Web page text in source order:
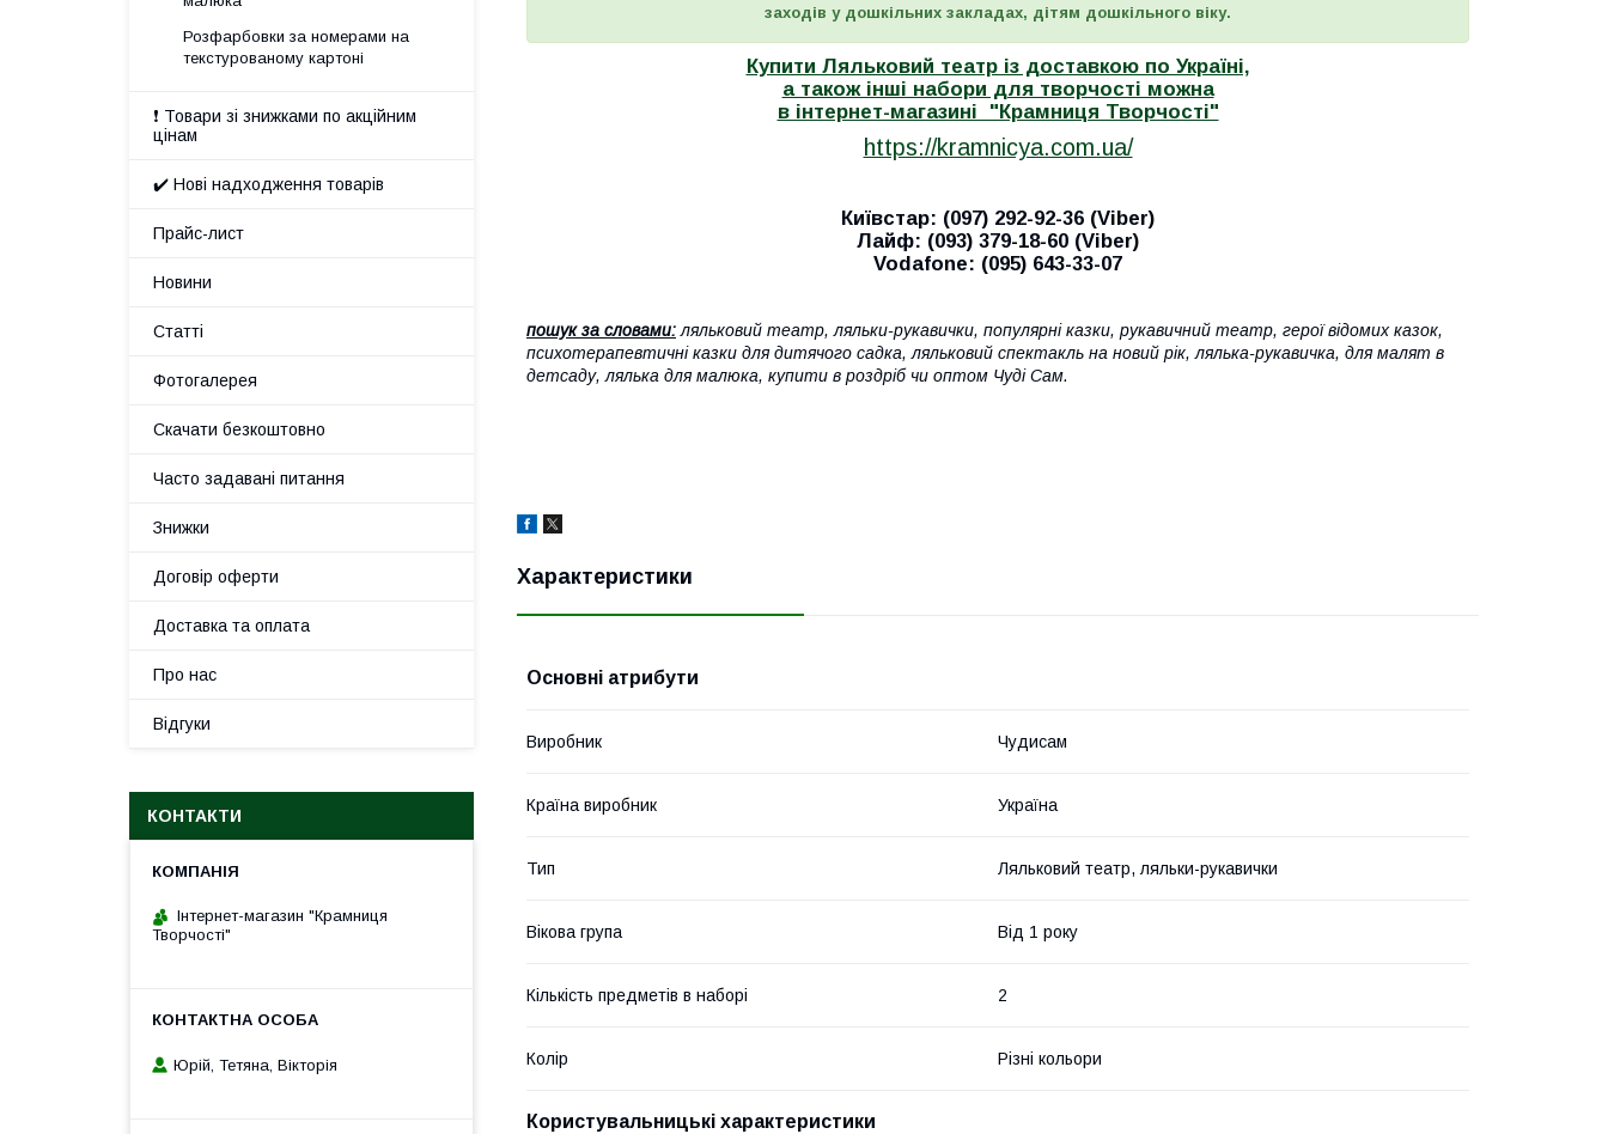
заходів у дошкільних закладах, дітям дошкільного віку.
Купити Ляльковий театр із доставкою по Україні,
а також інші набори для творчості можна
в інтернет-магазині "Крамниця Творчостi"
https://kramnicya.com.ua/
Київстар: (097) 292-92-36 (Viber)
Лайф: (093) 379-18-60 (Viber)
Vodafone: (095) 643-33-07
пошук за словами: ляльковий театр, ляльки-рукавички, популярні казки, рукавичний театр, герої відомих казок,
психотерапевтичні казки для дитячого садка, ляльковий спектакль на новий рік, лялька-рукавичка, для малят в
детсаду, лялька для малюка, купити в роздріб чи оптом Чуді Сам.
Характеристики
Основні атрибути
Виробник Чудисам
Країна виробник Україна
Тип Ляльковий театр, ляльки-рукавички
Вікова група Від 1 року
Кількість предметів в наборі 2
Колір Різні кольори
Користувальницькі характеристики
Розфарбовки за номерами на
текстурованому картоні
❗ Товари зі знижками по акційним
цінам
✔️ Нові надходження товарів
Прайс-лист
Новини
Статті
Фотогалерея
Скачати безкоштовно
Часто задавані питання
Знижки
Договір оферти
Доставка та оплата
Про нас
Відгуки
КОНТАКТИ
Інтернет-магазин "Крамниця
Творчості"
Юрій, Тетяна, Вікторія